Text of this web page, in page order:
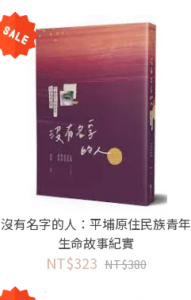
沒有名字的人：平埔原住民族青年
生命故事紀實
NT$323 NT$380